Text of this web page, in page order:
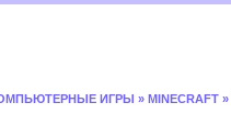
ИГРЫ » MINECRAFT »